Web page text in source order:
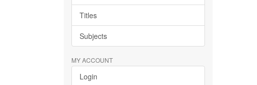
Titles
Subjects
MY ACCOUNT
Login